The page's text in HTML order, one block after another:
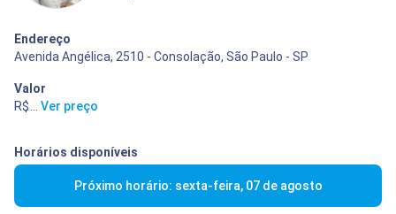
Endereço
Avenida Angélica, 2510 - Consolação, São Paulo - SP
Valor
R$ 400,00
Ver preço
Horários disponíveis
Próximo horário: sexta-feira, 07 de agosto